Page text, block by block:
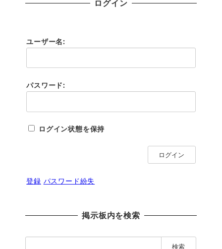
ログイン
ユーザー名:
パスワード:
ログイン状態を保持
ログイン
登録 パスワード紛失
掲示板内を検索